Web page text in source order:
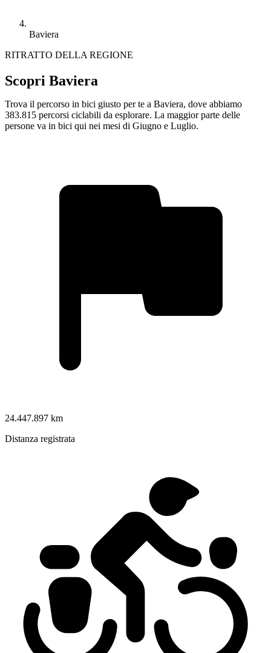
Baviera
RITRATTO DELLA REGIONE
Scopri Baviera
Trova il percorso in bici giusto per te a Baviera, dove abbiamo
383.815 percorsi ciclabili da esplorare. La maggior parte delle
persone va in bici qui nei mesi di Giugno e Luglio.
24.447.897 km
Distanza registrata